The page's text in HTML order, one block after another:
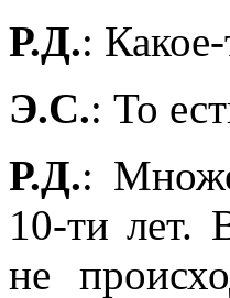
Р.Д.:
Э.С.: То
Р.Д.:
10-ти лет.
не